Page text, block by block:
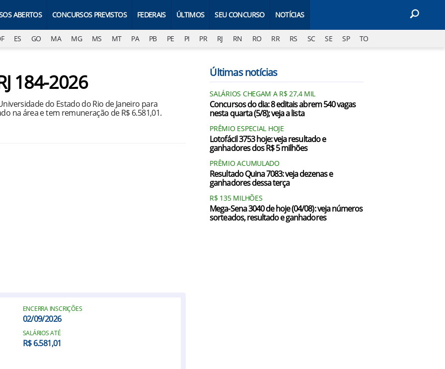
ABERTOS CONCURSOS PREVISTOS FEDERAIS ÚLTIMOS SEU CONCURSO NOTÍCIAS
ES GO MA MG MS MT PA PB PE PI PR RJ RN RO RR RS SC SE SP TO
184-2026
do Estado do Rio de Janeiro para
na área e tem remuneração de R$ 6.581,01.
ENCERRA INSCRIÇÕES
02/09/2026
SALÁRIOS ATÉ
R$ 6.581,01
Últimas notícias
SALÁRIOS CHEGAM A R$ 27,4 MIL
Concursos do dia: 8 editais abrem 540 vagas
nesta quarta (5/8); veja a lista
PRÊMIO ESPECIAL HOJE
Lotofácil 3753 hoje: veja resultado e
ganhadores dos R$ 5 milhões
PRÊMIO ACUMULADO
Resultado Quina 7083: veja dezenas e
ganhadores dessa terça
R$ 135 MILHÕES
Mega-Sena 3040 de hoje (04/08): veja números
sorteados, resultado e ganhadores